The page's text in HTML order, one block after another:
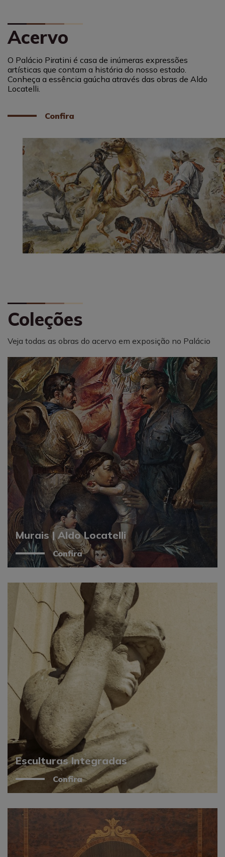
Acervo
O Palácio Piratini é casa de inúmeras expressões
artísticas que contam a história do nosso estado.
Conheça a essência gaúcha através das obras de Aldo
Locatelli.
Confira
Coleções
Veja todas as obras do acervo em exposição no Palácio
Murais | Aldo Locatelli
Confira
Esculturas Integradas
Confira